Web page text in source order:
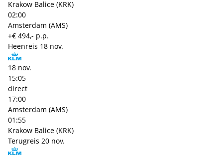
Krakow Balice (KRK)
02:00
Amsterdam (AMS)
+€ 494,- p.p.
Heenreis 18 nov.
18 nov.
15:05
direct
17:00
Amsterdam (AMS)
01:55
Krakow Balice (KRK)
Terugreis 20 nov.